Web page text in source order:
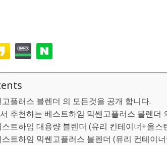
플러스 블렌더 의 모든것을 공개 합니다.
추천하는 베스트하임 믹쎈고플러스 블렌더
스트하임 대용량 블렌더 (유리 컨테이너+올스
트하임 믹쎈고플러스 블렌더 (유리 컨테이